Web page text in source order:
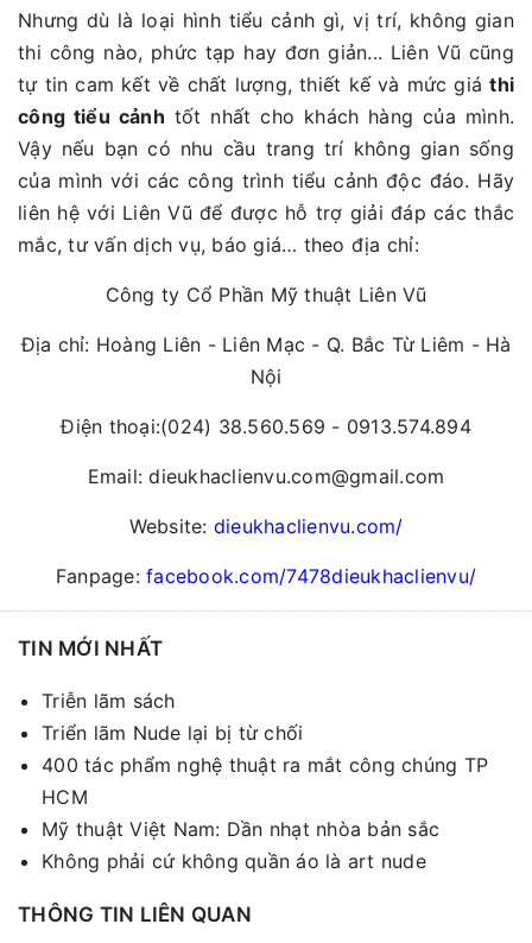
Nhưng dù là loại hình tiểu cảnh gì, vị trí, không gian
thi công nào, phức tạp hay đơn giản... Liên Vũ cũng
tự tin cam kết về chất lượng, thiết kế và mức giáthi
công tiểu cảnh tốt nhất cho khách hàng của mình.
Vậy nếu bạn có nhu cầu trang trí không gian sống
của mình với các công trình tiểu cảnh độc đáo. Hãy
liên hệ với Liên Vũ để được hỗ trợ giải đáp các thắc
mắc, tư vấn dịch vụ, báo giá… theo địa chỉ:
Công ty Cổ Phần Mỹ thuật Liên Vũ
Địa chỉ: Hoàng Liên - Liên Mạc - Q. Bắc Từ Liêm - Hà
Nội
Điện thoại:(024) 38.560.569 - 0913.574.894
Email: dieukhaclienvu.com@gmail.com
Website: dieukhaclienvu.com/
Fanpage:facebook.com/7478dieukhaclienvu/
TIN MỚI NHẤT
Triễn lãm sách
Triển lãm Nude lại bị từ chối
400 tác phẩm nghệ thuật ra mắt công chúng TP
HCM
Mỹ thuật Việt Nam: Dần nhạt nhòa bản sắc
Không phải cứ không quần áo là art nude
THÔNG TIN LIÊN QUAN